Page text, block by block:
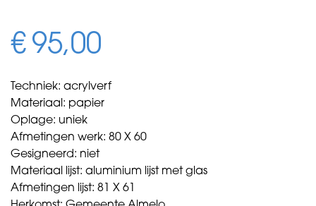
€ 95,00
Techniek: acrylverf
Materiaal: papier
Oplage: uniek
Afmetingen werk: 80 X 60
Gesigneerd: niet
Materiaal lijst: aluminium lijst met glas
Afmetingen lijst: 81 X 61